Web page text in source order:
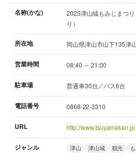
名称(かな)
2025津山城もみじまつ
り）
所在地 岡山県津山市山下135津
営業時間 08:40 ～ 21:00
駐車場 普通車30台／バス6台
電話番号 0868-22-3310
URL http://www.tsuyamakan.jp
ジャンル 津山 津山城 観光